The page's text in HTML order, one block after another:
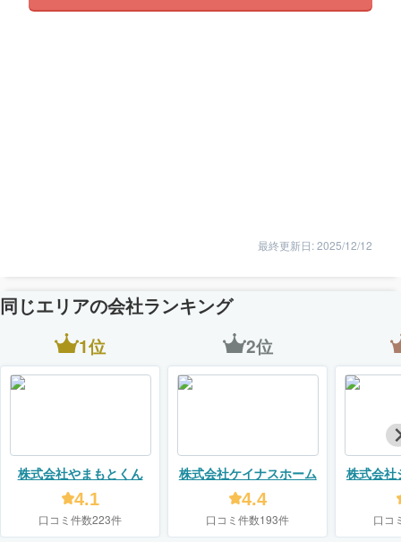
最終更新日: 2025/12/12
同じエリアの会社ランキング
1位
株式会社やまもとくん
4.1
口コミ件数223件
2位
株式会社ケイナスホーム
4.4
口コミ件数193件
株式会社
口コ